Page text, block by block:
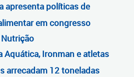
apresenta políticas de
em congresso
Aquática, Ironman e atletas
arrecadam 12 toneladas